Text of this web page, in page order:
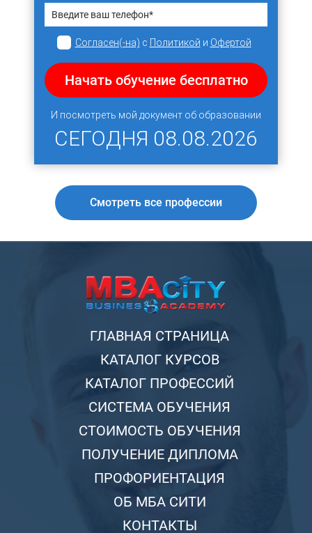
Согласен(-на) с Политикой и Офертой
Начать обучение бесплатно
И посмотреть мой документ об образовании
СЕГОДНЯ 08.08.2026
Смотреть все профессии
ГЛАВНАЯ СТРАНИЦА
КАТАЛОГ КУРСОВ
КАТАЛОГ ПРОФЕССИЙ
СИСТЕМА ОБУЧЕНИЯ
СТОИМОСТЬ ОБУЧЕНИЯ
ПОЛУЧЕНИЕ ДИПЛОМА
ПРОФОРИЕНТАЦИЯ
ОБ МБА СИТИ
КОНТАКТЫ